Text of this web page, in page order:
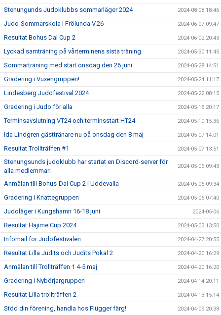
Stenungunds Judoklubbs sommarläger 2024 2024-08-08 18:46
Judo-Sommarskola i Frölunda V.26 2024-06-07 09:47
Resultat Bohus Dal Cup 2 2024-06-02 20:43
Lyckad samträning på vårterminens sista träning. 2024-05-30 11:45
Sommarträning med start onsdag den 26 juni. 2024-05-28 14:51
Gradering i Vuxengruppen! 2024-05-24 11:17
Lindesberg Judofestival 2024 2024-05-22 08:15
Gradering i Judo för alla 2024-05-15 20:17
Terminsavslutning VT24 och terminsstart HT24 2024-05-10 15:36
Ida Lindgren gästtränare nu på onsdag den 8 maj 2024-05-07 14:01
Resultat Trollträffen #1 2024-05-07 13:51
Stenungsunds judoklubb har startat en Discord-server för
alla medlemmar!
2024-05-06 09:43
Anmälan till Bohus-Dal Cup 2 i Uddevalla 2024-05-06 09:34
Gradering i Knattegruppen 2024-05-06 07:40
Judoläger i Kungshamn 16-18 juni 2024-05-06
Resultat Hajime Cup 2024 2024-05-03 13:50
Infomail för Judofestivalen 2024-04-27 20:55
Resultat Lilla Judits och Judits Pokal 2 2024-04-20 16:29
Anmälan till Trollträffen 1 4-5 maj 2024-04-20 16:20
Gradering i Nybörjargruppen 2024-04-14 20:11
Resultat Lilla trollträffen 2 2024-04-13 15:14
Stöd din förening, handla hos Flügger färg! 2024-04-09 20:38